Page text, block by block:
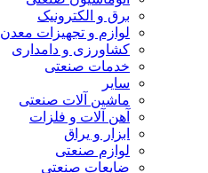
برق و الکترونیک
لوازم و تجهیزات معدن
کشاورزی و دامداری
خدمات صنعتی
سایر
ماشین آلات صنعتی
آهن آلات و فلزات
ابزار و یراق
لوازم صنعتی
ضایعات صنعتی